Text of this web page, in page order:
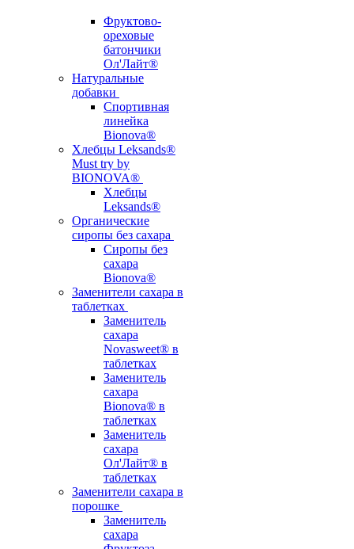
Фруктово-
ореховые
батончики
Ол'Лайт®
Натуральные
добавки
Спортивная
линейка
Bionova®
Хлебцы Leksands®
Must try by
BIONOVA®
Хлебцы
Leksands®
Органические
сиропы без сахара
Сиропы без
сахара
Bionova®
Заменители сахара в
таблетках
Заменитель
сахара
Novasweet® в
таблетках
Заменитель
сахара
Bionova® в
таблетках
Заменитель
сахара
Ол'Лайт® в
таблетках
Заменители сахара в
порошке
Заменитель
сахара